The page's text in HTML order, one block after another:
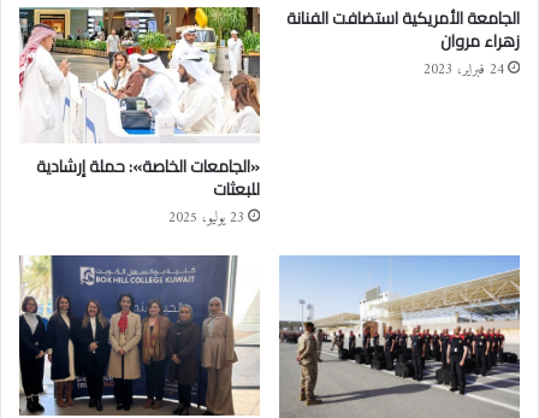
الجامعة الأمريكية استضافت الفنانة
زهراء مروان
24 فبراير، 2023
«الجامعات الخاصة»: حملة إرشادية
للبعثات
23 يوليو، 2025